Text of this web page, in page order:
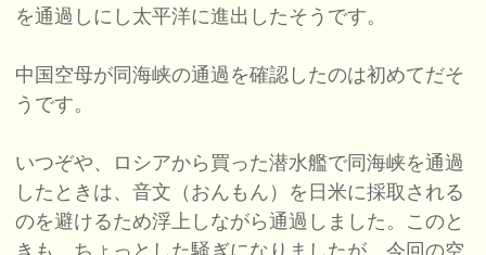
を通過しにし太平洋に進出したそうです。
中国空母が同海峡の通過を確認したのは初めてだそ
うです。
いつぞや、ロシアから買った潜水艦で同海峡を通過
したときは、音文（おんもん）を日米に採取される
のを避けるため浮上しながら通過しました。このと